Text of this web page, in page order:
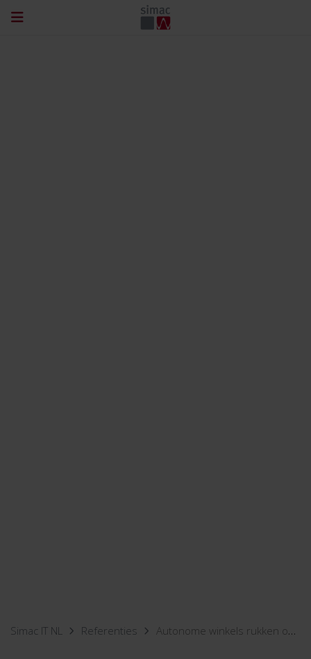
Simac IT NL Referenties Autonome winkels rukken op in hotels en kantoren